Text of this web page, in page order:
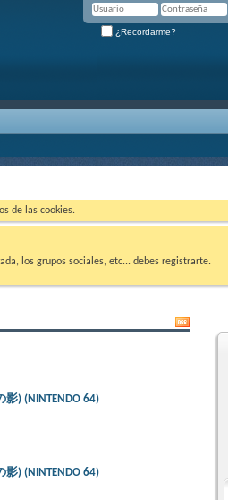
¿Recordarme?
de las cookies.
los grupos sociales, etc... debes registrarte.
影) (NINTENDO 64)
影) (NINTENDO 64)